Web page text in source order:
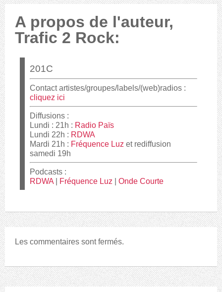
A propos de l'auteur,
Trafic 2 Rock:
Contact artistes/groupes/labels/(web)radios :
cliquez ici
Diffusions :
Lundi : 21h : Radio Païs
Lundi 22h : RDWA
Mardi 21h : Fréquence Luz et rediffusion
samedi 19h
Podcasts :
RDWA
Fréquence Luz Onde Courte
Les commentaires sont fermés.